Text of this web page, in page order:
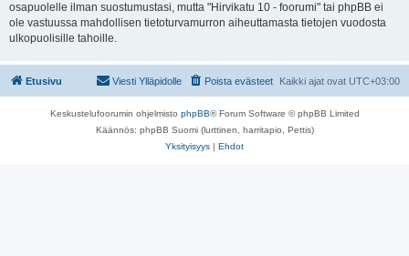
osapuolelle ilman suostumustasi, mutta "Hirvikatu 10 - foorumi" tai phpBB ei
ole vastuussa mahdollisen tietoturvamurron aiheuttamasta tietojen vuodosta
ulkopuolisille tahoille.
Etusivu Kaikki ajat ovat UTC+03:00
Poista evästeet
Viesti Ylläpidolle
Keskustelufoorumin ohjelmisto phpBB® Forum Software © phpBB Limited
Käännös: phpBB Suomi (lurttinen, harritapio, Pettis)
Yksityisyys | Ehdot